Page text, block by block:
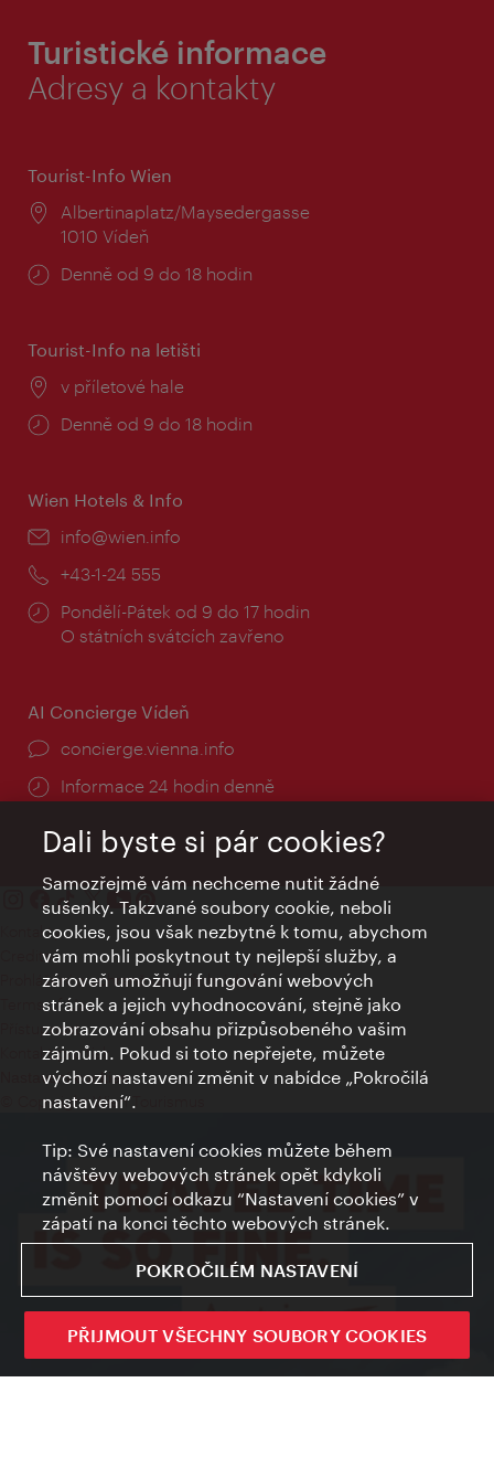
Turistické informace
Adresy a kontakty
Tourist-Info Wien
Místo:
Albertinaplatz/Maysedergasse
1010 Vídeň
Provozní
Denně od 9 do 18 hodin
Tourist-Info na letišti
Místo:
v příletové hale
Provozní
Denně od 9 do 18 hodin
Wien Hotels & Info
E-
info@wien.info
Telefon:
+43-1-24 555
Provozní
doba:
Pondělí-Pátek od 9 do 17 hodin
O státních svátcích zavřeno
AI Concierge Vídeň
concierge.vienna.info
Informace 24 hodin denně
Kontakty
Credits
Prohlášení o ochraně osobních údajů
Terms of Use
Přístupnost
Kontakt pro tisk
Nastavení cookies
© Copyright Wien Tourismus
Dali byste si pár cookies?
Samozřejmě vám nechceme nutit žádné
sušenky. Takzvané soubory cookie, neboli
cookies, jsou však nezbytné k tomu, abychom
vám mohli poskytnout ty nejlepší služby, a
zároveň umožňují fungování webových
stránek a jejich vyhodnocování, stejně jako
zobrazování obsahu přizpůsobeného vašim
zájmům. Pokud si toto nepřejete, můžete
výchozí nastavení změnit v nabídce „Pokročilá
nastavení“.
Tip: Své nastavení cookies můžete během
návštěvy webových stránek opět kdykoli
změnit pomocí odkazu “Nastavení cookies” v
zápatí na konci těchto webových stránek.
POKROČILÉM NASTAVENÍ
PŘIJMOUT VŠECHNY SOUBORY COOKIES